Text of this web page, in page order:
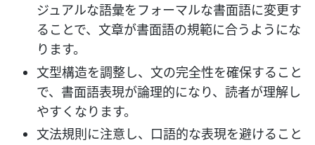
ジュアルな語彙をフォーマルな書面語に変更す
ることで、文章が書面語の規範に合うようにな
ります。
文型構造を調整し、文の完全性を確保すること
で、書面語表現が論理的になり、読者が理解し
やすくなります。
文法規則に注意し、口語的な表現を避けること